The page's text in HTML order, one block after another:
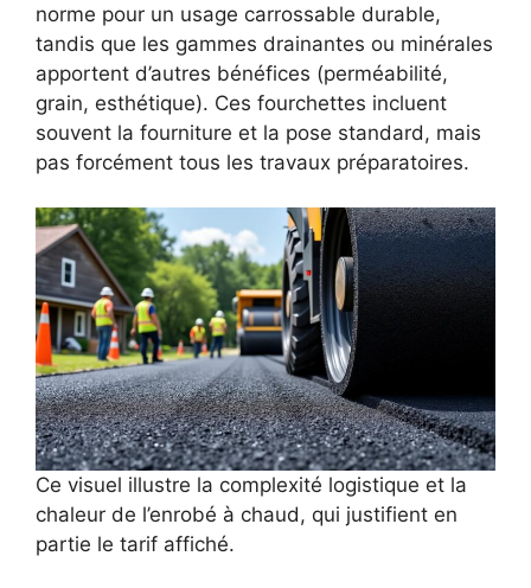
norme pour un usage carrossable durable,
tandis que les gammes drainantes ou minérales
apportent d’autres bénéfices (perméabilité,
grain, esthétique). Ces fourchettes incluent
souvent la fourniture et la pose standard, mais
pas forcément tous les travaux préparatoires.
Ce visuel illustre la complexité logistique et la
chaleur de l’enrobé à chaud, qui justifient en
partie le tarif affiché.